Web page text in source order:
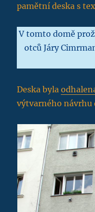
pamětní deska s
V tomto domě
otců Járy
Deska byla
výtvarného návrhu